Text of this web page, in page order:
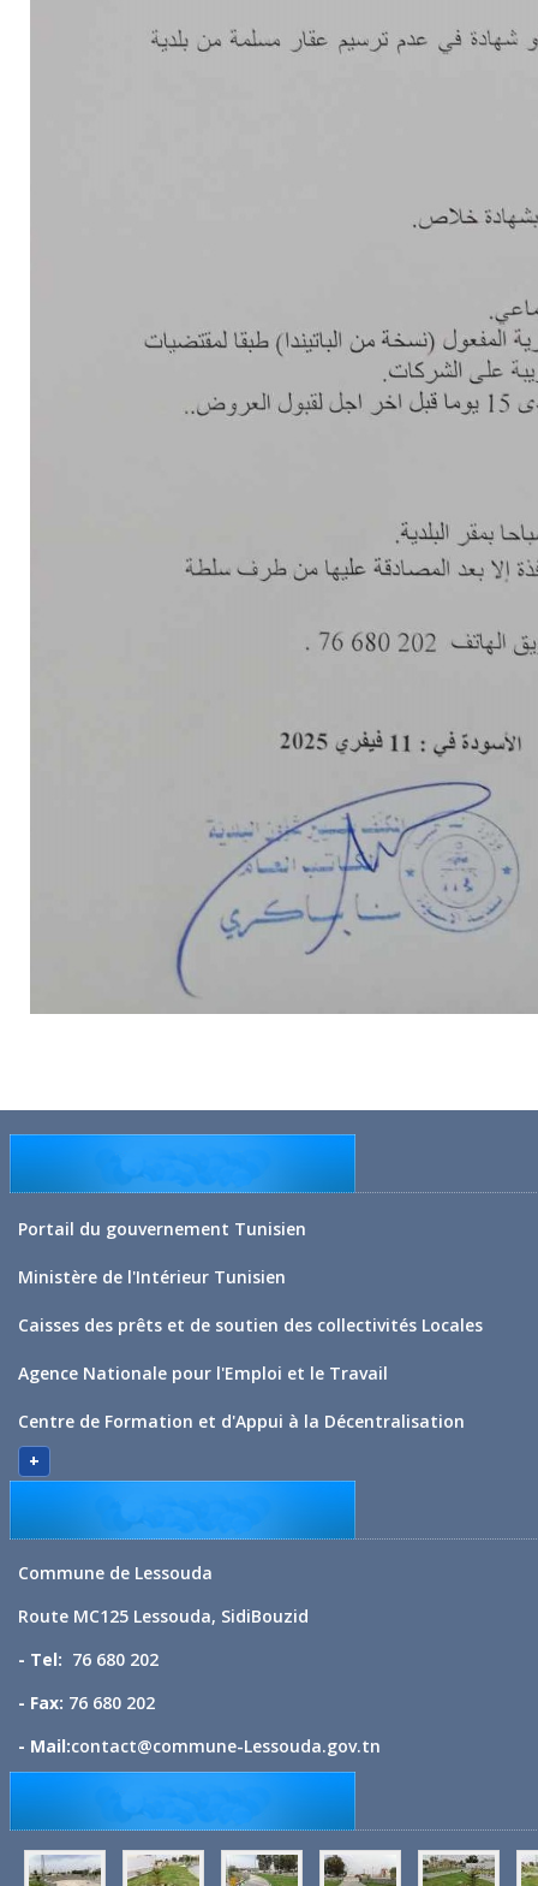
Portail du gouvernement Tunisien
Ministère de l'Intérieur Tunisien
Caisses des prêts et de soutien des collectivités Locales
Agence Nationale pour l'Emploi et le Travail
Centre de Formation et d'Appui à la Décentralisation
+
Commune de Lessouda
Route MC125 Lessouda, SidiBouzid
- Tel: 76 680 202
- Fax: 76 680 202
- Mail:contact@commune-Lessouda.gov.tn